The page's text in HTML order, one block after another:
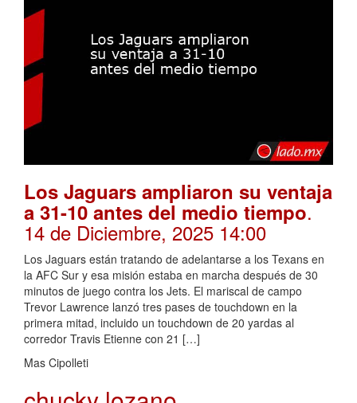
Los Jaguars ampliaron su ventaja
a 31-10 antes del medio tiempo.
14 de Diciembre, 2025 14:00
Los Jaguars están tratando de adelantarse a los Texans en
la AFC Sur y esa misión estaba en marcha después de 30
minutos de juego contra los Jets. El mariscal de campo
Trevor Lawrence lanzó tres pases de touchdown en la
primera mitad, incluido un touchdown de 20 yardas al
corredor Travis Etienne con 21 […]
Mas Cipolleti